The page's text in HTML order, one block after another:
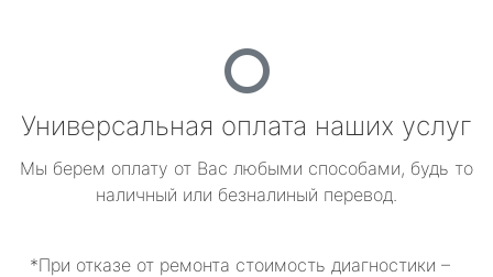
Универсальная оплата наших услуг
Мы берем оплату от Вас любыми способами, будь то
наличный или безналиный перевод.
*При отказе от ремонта стоимость диагностики –